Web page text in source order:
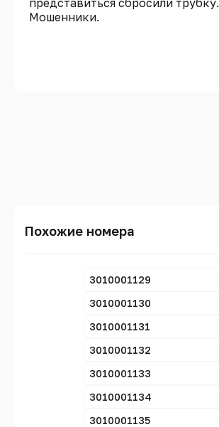
представиться сбросили трубку.
Мошенники.
Похожие номера
3010001129
3010001130
3010001131
3010001132
3010001133
3010001134
3010001135